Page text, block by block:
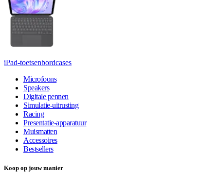
iPad-toetsenbordcases
Microfoons
Speakers
Digitale pennen
Simulatie-uitrusting
Racing
Presentatie-apparatuur
Muismatten
Accessoires
Bestsellers
Koop op jouw manier